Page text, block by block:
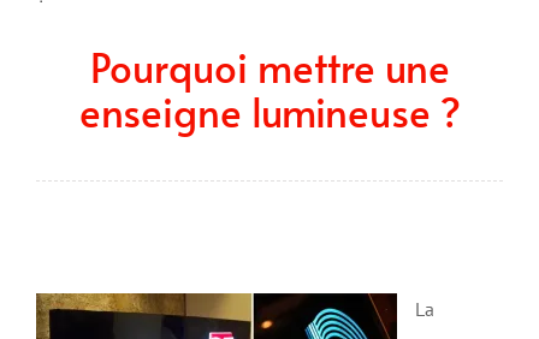
Pourquoi mettre une
enseigne lumineuse ?
La